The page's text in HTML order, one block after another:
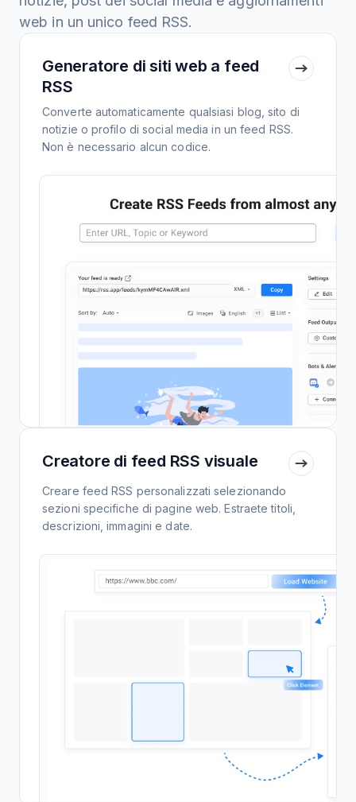
web in un unico feed RSS.
Generatore di siti web a feed
RSS
Converte automaticamente qualsiasi blog, sito di
notizie o profilo di social media in un feed RSS.
Non è necessario alcun codice.
Creatore di feed RSS visuale
Creare feed RSS personalizzati selezionando
sezioni specifiche di pagine web. Estraete titoli,
descrizioni, immagini e date.